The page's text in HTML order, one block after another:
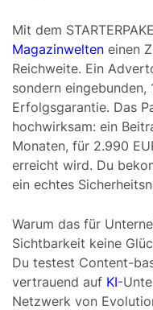
Mit dem
Magazinwelten einen
Reichweite. Ein
sondern
Erfolgsgarantie. Das
hochwirksam: ein
Monaten, für 2.990
erreicht wird. Du
ein echtes
Warum das für
Sichtbarkeit keine
Du testest Content-
vertrauend auf KI-
Netzwerk von